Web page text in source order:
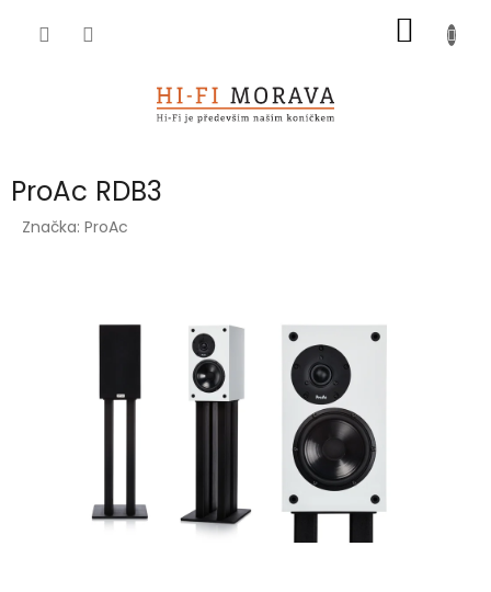
KOŠÍK
ProAc RDB3
Značka: ProAc